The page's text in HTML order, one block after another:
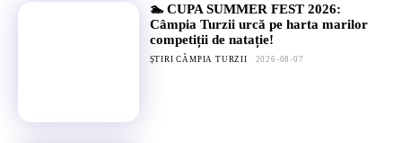
🏊 CUPA SUMMER FEST 2026:
Câmpia Turzii urcă pe harta marilor
competiții de natație!
ȘTIRI CÂMPIA TURZII 2026-08-07